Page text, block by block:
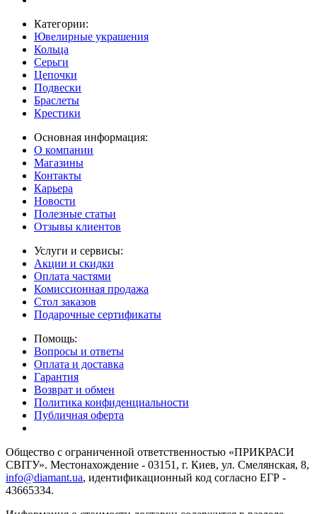
Категории:
Ювелирные украшения
Кольца
Серьги
Цепочки
Подвески
Браслеты
Крестики
Основная информация:
О компании
Магазины
Контакты
Карьера
Новости
Полезные статьи
Отзывы клиентов
Услуги и сервисы:
Акции и скидки
Оплата частями
Комиссионная продажа
Стол заказов
Подарочные сертификаты
Помощь:
Вопросы и ответы
Оплата и доставка
Гарантия
Возврат и обмен
Политика конфиденциальности
Публичная оферта
Общество с ограниченной ответственностью «ПРИКРАСИ
СВІТУ». Местонахождение - 03151, г. Киев, ул. Смелянская, 8,
info@diamant.ua, идентификационный код согласно ЕГР -
43665334.